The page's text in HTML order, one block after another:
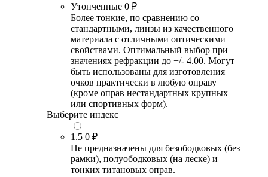
Утонченные 0 ₽
Более тонкие, по сравнению со
стандартными, линзы из качественного
материала с отличными оптическими
свойствами. Оптимальный выбор при
значениях рефракции до +/- 4.00. Могут
быть использованы для изготовления
очков практически в любую оправу
(кроме оправ нестандартных крупных
или спортивных форм).
Выберите индекс
1.5 0 ₽
Не предназначены для безободковых (без
рамки), полуободковых (на леске) и
тонких титановых оправ.